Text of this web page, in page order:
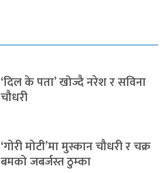
‘दिल के पता’ खोज्दै नरेश र सविना
चौधरी
‘गोरी मोटी’मा मुस्कान चौधरी र चक्र
बमको जबर्जस्त ठुम्का